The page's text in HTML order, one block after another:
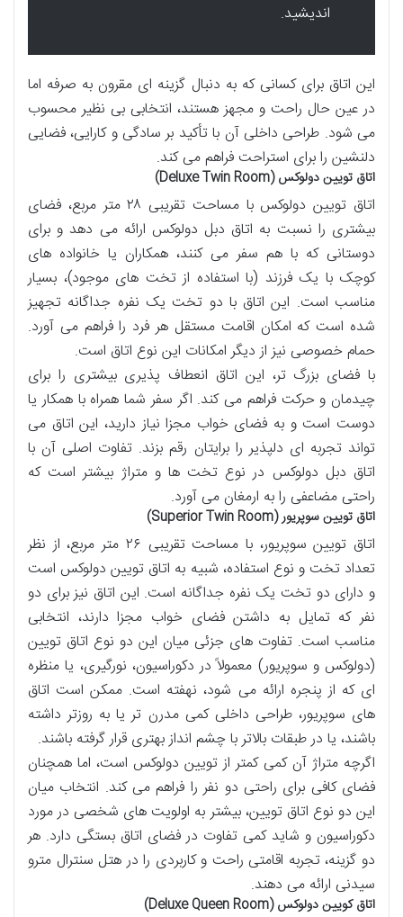
اندیشید.
این اتاق برای کسانی که به دنبال گزینه ای مقرون به صرفه اما
در عین حال راحت و مجهز هستند، انتخابی بی نظیر محسوب
می شود. طراحی داخلی آن با تأکید بر سادگی و کارایی، فضایی
دلنشین را برای استراحت فراهم می کند.
اتاق تویین دولوکس (Deluxe Twin Room)
اتاق تویین دولوکس با مساحت تقریبی ۲۸ متر مربع، فضای
بیشتری را نسبت به اتاق دبل دولوکس ارائه می دهد و برای
دوستانی که با هم سفر می کنند، همکاران یا خانواده های
کوچک با یک فرزند (با استفاده از تخت های موجود)، بسیار
مناسب است. این اتاق با دو تخت یک نفره جداگانه تجهیز
شده است که امکان اقامت مستقل هر فرد را فراهم می آورد.
حمام خصوصی نیز از دیگر امکانات این نوع اتاق است.
با فضای بزرگ تر، این اتاق انعطاف پذیری بیشتری را برای
چیدمان و حرکت فراهم می کند. اگر سفر شما همراه با همکار یا
دوست است و به فضای خواب مجزا نیاز دارید، این اتاق می
تواند تجربه ای دلپذیر را برایتان رقم بزند. تفاوت اصلی آن با
اتاق دبل دولوکس در نوع تخت ها و متراژ بیشتر است که
راحتی مضاعفی را به ارمغان می آورد.
اتاق تویین سوپریور (Superior Twin Room)
اتاق تویین سوپریور، با مساحت تقریبی ۲۶ متر مربع، از نظر
تعداد تخت و نوع استفاده، شبیه به اتاق تویین دولوکس است
و دارای دو تخت یک نفره جداگانه است. این اتاق نیز برای دو
نفر که تمایل به داشتن فضای خواب مجزا دارند، انتخابی
مناسب است. تفاوت های جزئی میان این دو نوع اتاق تویین
(دولوکس و سوپریور) معمولاً در دکوراسیون، نورگیری، یا منظره
ای که از پنجره ارائه می شود، نهفته است. ممکن است اتاق
های سوپریور، طراحی داخلی کمی مدرن تر یا به روزتر داشته
باشند، یا در طبقات بالاتر با چشم انداز بهتری قرار گرفته باشند.
اگرچه متراژ آن کمی کمتر از تویین دولوکس است، اما همچنان
فضای کافی برای راحتی دو نفر را فراهم می کند. انتخاب میان
این دو نوع اتاق تویین، بیشتر به اولویت های شخصی در مورد
دکوراسیون و شاید کمی تفاوت در فضای اتاق بستگی دارد. هر
دو گزینه، تجربه اقامتی راحت و کاربردی را در هتل سنترال مترو
سیدنی ارائه می دهند.
اتاق کویین دولوکس (Deluxe Queen Room)